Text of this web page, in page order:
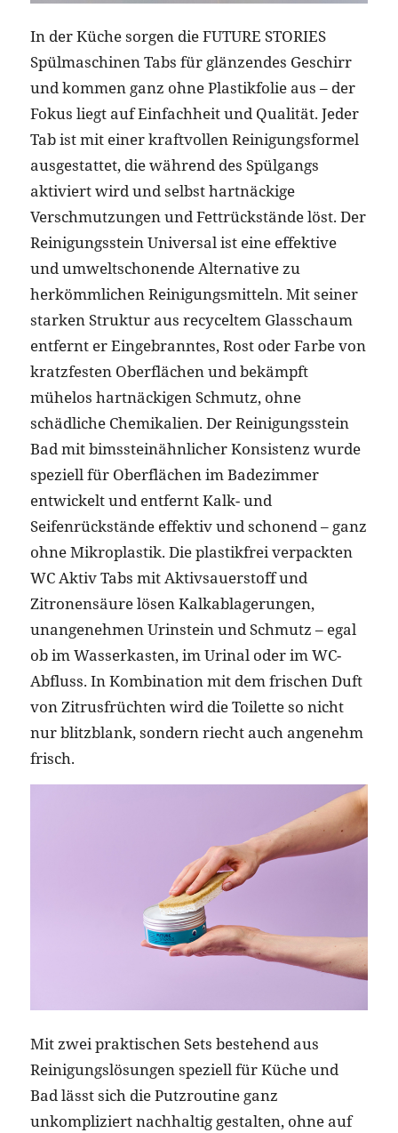
In der Küche sorgen die FUTURE STORIES
Spülmaschinen Tabs für glänzendes Geschirr
und kommen ganz ohne Plastikfolie aus – der
Fokus liegt auf Einfachheit und Qualität. Jeder
Tab ist mit einer kraftvollen Reinigungsformel
ausgestattet, die während des Spülgangs
aktiviert wird und selbst hartnäckige
Verschmutzungen und Fettrückstände löst. Der
Reinigungsstein Universal ist eine effektive
und umweltschonende Alternative zu
herkömmlichen Reinigungsmitteln. Mit seiner
starken Struktur aus recyceltem Glasschaum
entfernt er Eingebranntes, Rost oder Farbe von
kratzfesten Oberflächen und bekämpft
mühelos hartnäckigen Schmutz, ohne
schädliche Chemikalien. Der Reinigungsstein
Bad mit bimssteinähnlicher Konsistenz wurde
speziell für Oberflächen im Badezimmer
entwickelt und entfernt Kalk- und
Seifenrückstände effektiv und schonend – ganz
ohne Mikroplastik. Die plastikfrei verpackten
WC Aktiv Tabs mit Aktivsauerstoff und
Zitronensäure lösen Kalkablagerungen,
unangenehmen Urinstein und Schmutz – egal
ob im Wasserkasten, im Urinal oder im WC-
Abfluss. In Kombination mit dem frischen Duft
von Zitrusfrüchten wird die Toilette so nicht
nur blitzblank, sondern riecht auch angenehm
frisch.
Mit zwei praktischen Sets bestehend aus
Reinigungslösungen speziell für Küche und
Bad lässt sich die Putzroutine ganz
unkompliziert nachhaltig gestalten, ohne auf